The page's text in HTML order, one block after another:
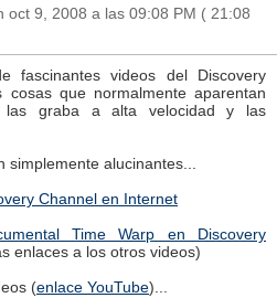
oct 9, 2008 a las 09:08 PM ( 21:08
fascinantes videos del Discovery
que normalmente aparentan
las graba a alta velocidad y las
alucinantes...
Channel en Internet
Time Warp en Discovery
enlaces a los otros videos)
(enlace YouTube)...